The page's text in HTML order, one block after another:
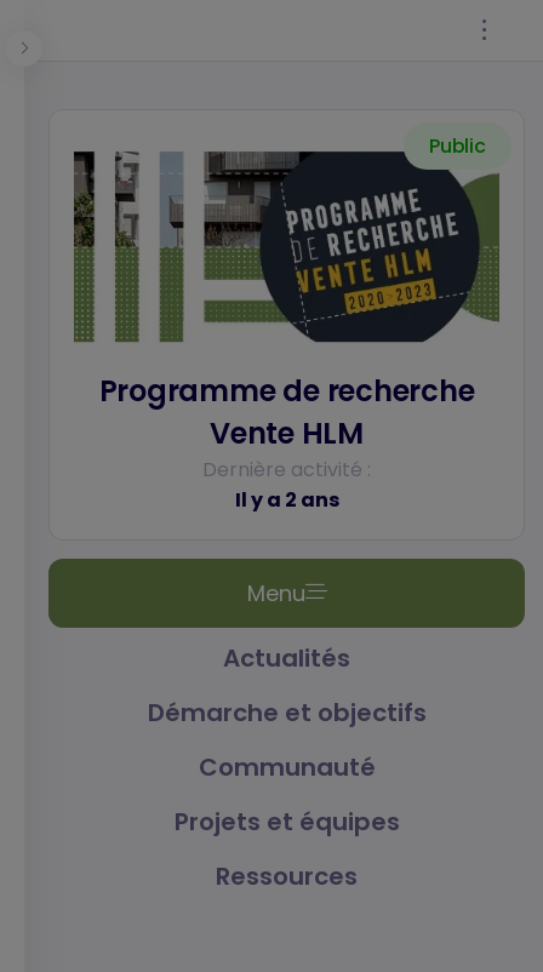
Se connecter
Programme de recherche
Vente HLM
Public
Dernière activité :
Il y a 2 ans
Menu
Actualités
Démarche et objectifs
Communauté
Projets et équipes
Ressources